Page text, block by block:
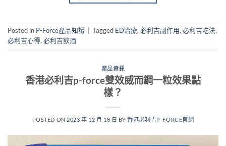
Posted in P-Force產品知識 Tagged ED治療,必利吉副作用,必利吉吃法,
必利吉心得,必利吉飲酒
產品資訊
香港必利吉p-force雙效威而鋼一粒效果點
樣？
POSTED ON 2023 年 12 月 18 日 BY香港必利吉P-FORCE官網